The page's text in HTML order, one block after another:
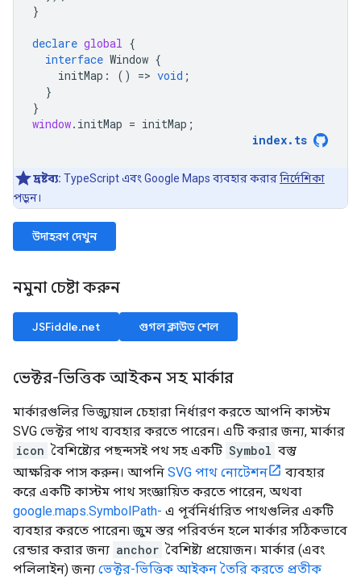
}
declare global {
interface Window {
initMap : () => void ;
}
}
window. initMap = initMap ;
index. ts
দ্রষ্টব্য: TypeScript এবং Google Maps ব্যবহার করারনির্দেশিকা
পড়ুন।
উদাহরণ দেখুন
নমুনা চেষ্টা করুন
JSFiddle.net গুগল ক্লাউড শেল
ভেক্টর-ভিত্তিক আইকন সহ মার্কার
মার্কারগুলির ভিজ্যুয়াল চেহারা নির্ধারণ করতে আপনি কাস্টম
SVG ভেক্টর পাথ ব্যবহার করতে পারেন। এটি করার জন্য, মার্কার
icon বৈশিষ্ট্যের পছন্দসই পথ সহ একটি Symbol বস্তু
আক্ষরিক পাস করুন। আপনি SVG পাথ নোটেশন
ব্যবহার
করে একটি কাস্টম পাথ সংজ্ঞায়িত করতে পারেন, অথবা
google.maps.SymbolPath- এ পূর্বনির্ধারিত পাথগুলির একটি
ব্যবহার করতে পারেন৷ জুম স্তর পরিবর্তন হলে মার্কার সঠিকভাবে
রেন্ডার করার জন্য anchor বৈশিষ্ট্য প্রয়োজন। মার্কার (এবং
পলিলাইন) জন্য ভেক্টর-ভিত্তিক আইকন তৈরি করতে প্রতীক